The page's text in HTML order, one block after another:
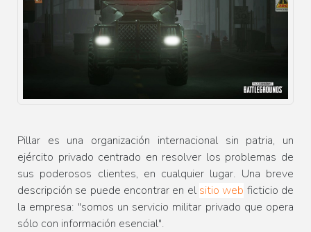
Pillar es una organización internacional sin patria, un
ejército privado centrado en resolver los problemas de
sus poderosos clientes, en cualquier lugar. Una breve
descripción se puede encontrar en el sitio web ficticio de
la empresa: "somos un servicio militar privado que opera
sólo con información esencial".